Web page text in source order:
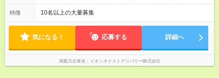
務時間＞ （1）05：00～14：00 （2）07：30～16：30 （3）
12：00～21：00 （4）14：00～23：00 ーーーーーーーーーー
気にせず、通勤できます
特徴 10名以上の大量募集
気になる！ 応募する 詳細へ
掲載元企業名 イオンネクストデリバリー株式会社